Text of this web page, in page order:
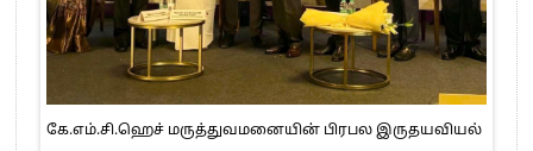
கே.எம்.சி.ஹெச் மருத்துவமனையின் பிரபல இருதயவியல்